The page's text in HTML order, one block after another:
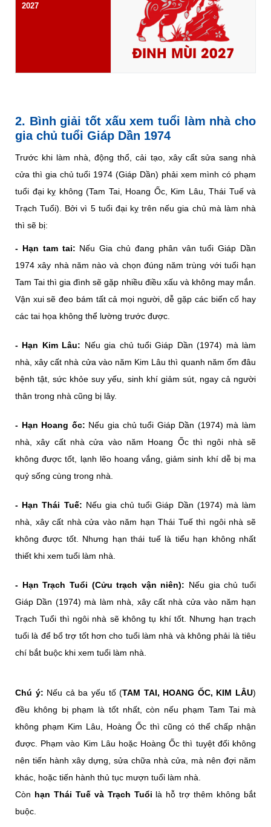
2027
ĐINH MÙI 2027
2. Bình giải tốt xấu xem tuổi làm nhà cho
gia chủ tuổi Giáp Dần 1974
Trước khi làm nhà, động thổ, cải tạo, xây cất sửa sang nhà
cửa thì gia chủ tuổi 1974 (Giáp Dần) phải xem mình có phạm
tuổi đại kỵ không (Tam Tai, Hoang Ốc, Kim Lâu, Thái Tuế và
Trạch Tuổi). Bởi vì 5 tuổi đại kỵ trên nếu gia chủ mà làm nhà
thì sẽ bị:
- Hạn tam tai: Nếu Gia chủ đang phân vân tuổi Giáp Dần
1974 xây nhà năm nào và chọn đúng năm trùng với tuổi hạn
Tam Tai thì gia đình sẽ gặp nhiều điều xấu và không may mắn.
Vận xui sẽ đeo bám tất cả mọi người, dễ gặp các biến cố hay
các tai họa không thể lường trước được.
- Hạn Kim Lâu: Nếu gia chủ tuổi Giáp Dần (1974) mà làm
nhà, xây cất nhà cửa vào năm Kim Lâu thì quanh năm ốm đâu
bệnh tật, sức khỏe suy yếu, sinh khí giảm sút, ngay cả người
thân trong nhà cũng bị lây.
- Hạn Hoang ốc: Nếu gia chủ tuổi Giáp Dần (1974) mà làm
nhà, xây cất nhà cửa vào năm Hoang Ốc thì ngôi nhà sẽ
không được tốt, lạnh lẽo hoang vắng, giảm sinh khí dễ bị ma
quỷ sống cùng trong nhà.
- Hạn Thái Tuế: Nếu gia chủ tuổi Giáp Dần (1974) mà làm
nhà, xây cất nhà cửa vào năm hạn Thái Tuế thì ngôi nhà sẽ
không được tốt. Nhưng hạn thái tuế là tiểu hạn không nhất
thiết khi xem tuổi làm nhà.
- Hạn Trạch Tuổi (Cửu trạch vận niên): Nếu gia chủ tuổi
Giáp Dần (1974) mà làm nhà, xây cất nhà cửa vào năm hạn
Trạch Tuổi thì ngôi nhà sẽ không tụ khí tốt. Nhưng hạn trạch
tuổi là để bổ trợ tốt hơn cho tuổi làm nhà và không phải là tiêu
chí bắt buộc khi xem tuổi làm nhà.
Chú ý: Nếu cả ba yếu tố (TAM TAI, HOANG ỐC, KIM LÂU)
đều không bị phạm là tốt nhất, còn nếu phạm Tam Tai mà
không phạm Kim Lâu, Hoàng Ốc thì cũng có thể chấp nhận
được. Phạm vào Kim Lâu hoặc Hoàng Ốc thì tuyệt đối không
nên tiến hành xây dựng, sửa chữa nhà cửa, mà nên đợi năm
khác, hoặc tiến hành thủ tục mượn tuổi làm nhà.
Còn hạn Thái Tuế và Trạch Tuổi là hỗ trợ thêm không bắt
buộc.